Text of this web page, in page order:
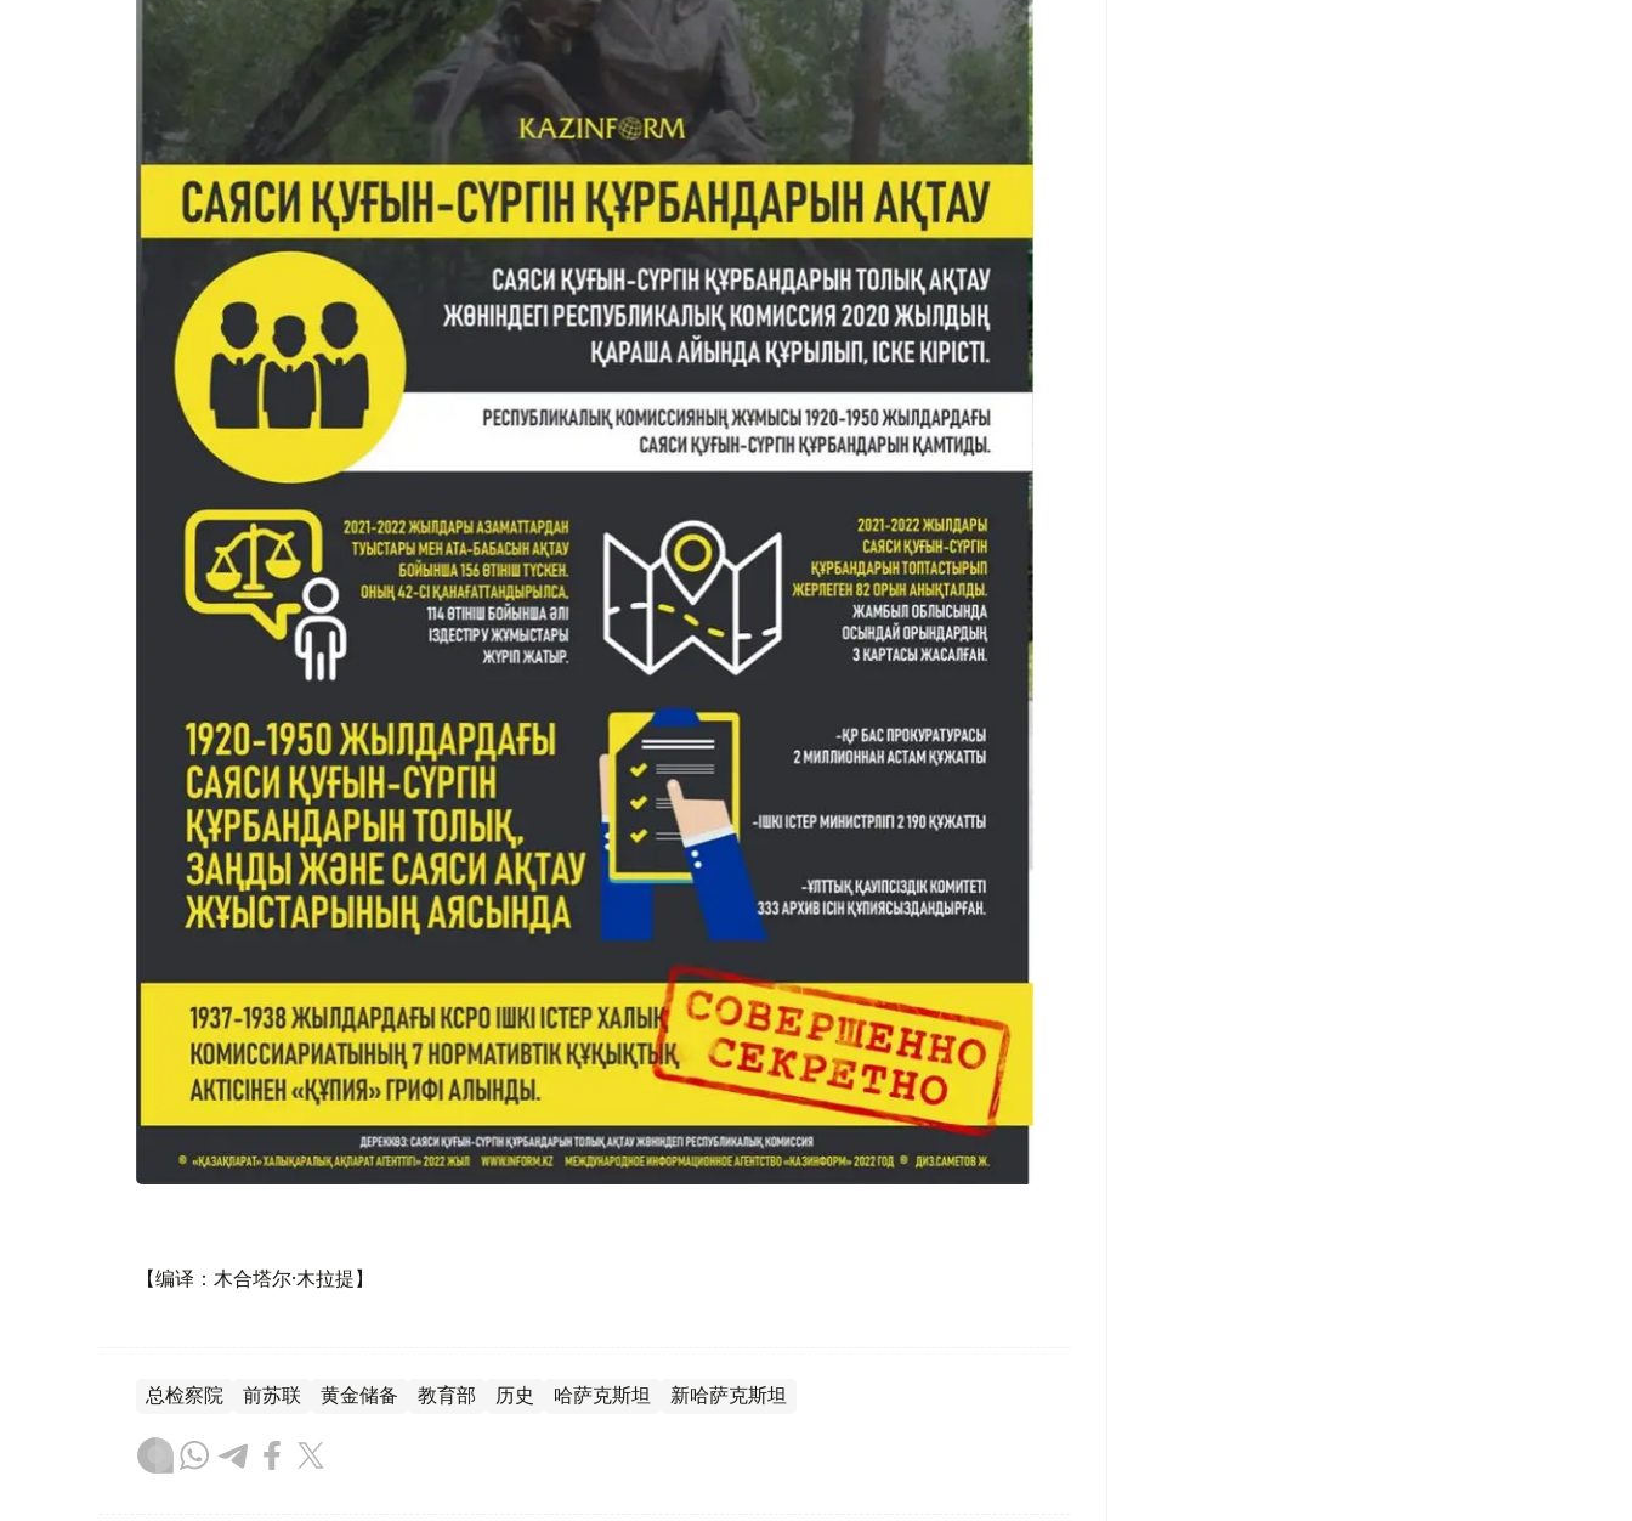
【编译：木合塔尔·木拉提】
总检察院 前苏联 黄金储备 教育部 历史 哈萨克斯坦 新哈萨克斯坦